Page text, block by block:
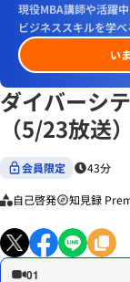
現役MBA講師や活躍
ビジネススキルを学
い
ダイバーシ
（5/23放送）
会員限定 43分
自己啓発 知見録
01